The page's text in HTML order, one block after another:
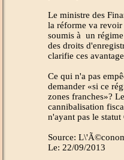
Le ministre des
la réforme va revoir
soumis à un
des droits
clarifie ces
Ce qui n'a pas
demander «si ce
zones franches»?
cannibalisation
n'ayant pas le statut
Source:
Le: 22/09/2013